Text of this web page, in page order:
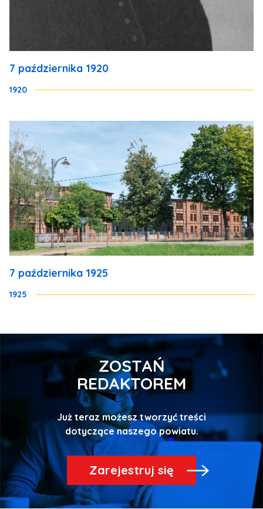
7 października 1920
1920
7 października 1925
1925
ZOSTAŃ
REDAKTOREM
Już teraz możesz tworzyć treści
dotyczące naszego powiatu.
Zarejestruj się